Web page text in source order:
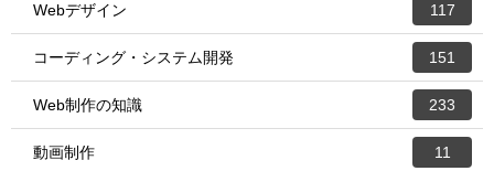
Webデザイン 117
コーディング・システム開発 151
Web制作の知識 233
動画制作 11